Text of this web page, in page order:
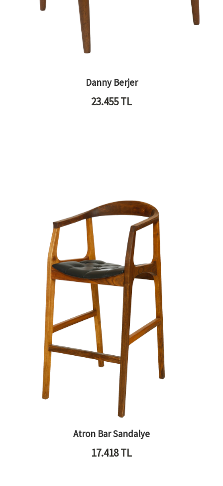
Danny Berjer
23.455TL
Atron Bar Sandalye
17.418TL